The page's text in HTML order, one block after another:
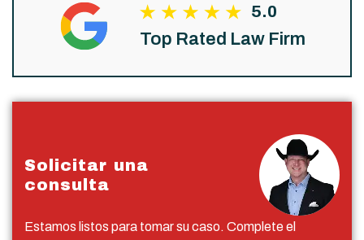
5.0
Top Rated Law Firm
Solicitar una
consulta
Estamos listos para tomar su caso. Complete el